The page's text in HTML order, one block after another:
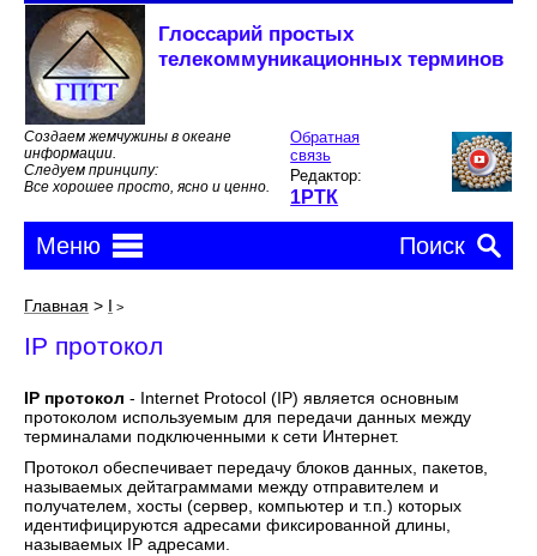
Глоссарий простых
телекоммуникационных терминов
Создаем жемчужины в океане
информации.
Следуем принципу:
Все хорошее просто, ясно и ценно.
Обратная
связь
Редактор:
1РТК
Меню Поиск
Главная > I >
IP протокол
IP протокол - Internet Protocol (IP) является основным
протоколом используемым для передачи данных между
терминалами подключенными к сети Интернет.
Протокол обеспечивает передачу блоков данных, пакетов,
называемых дейтаграммами между отправителем и
получателем, хосты (сервер, компьютер и т.п.) которых
идентифицируются адресами фиксированной длины,
называемых IP адресами.